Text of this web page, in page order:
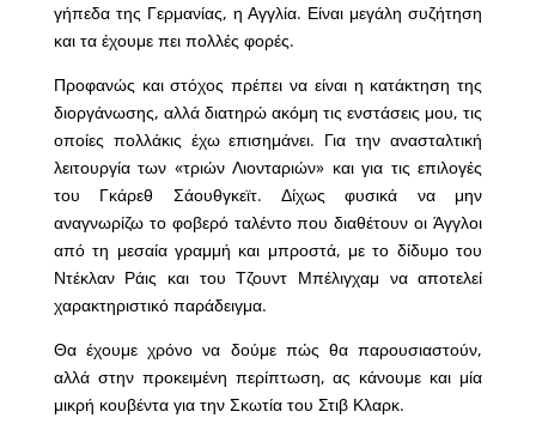
γήπεδα της Γερμανίας, η Αγγλία. Είναι μεγάλη συζήτηση
και τα έχουμε πει πολλές φορές.
Προφανώς και στόχος πρέπει να είναι η κατάκτηση της
διοργάνωσης, αλλά διατηρώ ακόμη τις ενστάσεις μου, τις
οποίες πολλάκις έχω επισημάνει. Για την ανασταλτική
λειτουργία των «τριών Λιονταριών» και για τις επιλογές
του Γκάρεθ Σάουθγκεϊτ. Δίχως φυσικά να μην
αναγνωρίζω το φοβερό ταλέντο που διαθέτουν οι Άγγλοι
από τη μεσαία γραμμή και μπροστά, με το δίδυμο του
Ντέκλαν Ράις και του Τζουντ Μπέλιγχαμ να αποτελεί
χαρακτηριστικό παράδειγμα.
Θα έχουμε χρόνο να δούμε πώς θα παρουσιαστούν,
αλλά στην προκειμένη περίπτωση, ας κάνουμε και μία
μικρή κουβέντα για την Σκωτία του Στιβ Κλαρκ.